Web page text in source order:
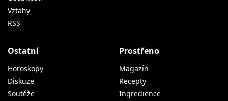
Vztahy
RSS
Ostatní
Horoskopy
Diskuze
Soutěže
Prostřeno
Magazín
Recepty
Ingredience